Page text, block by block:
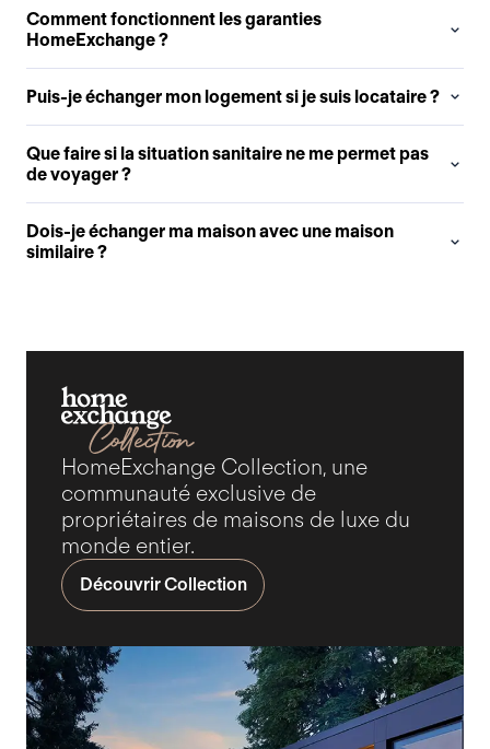
Comment fonctionnent les garanties
HomeExchange ?
Puis-je échanger mon logement si je suis locataire ?
Que faire si la situation sanitaire ne me permet pas
de voyager ?
Dois-je échanger ma maison avec une maison
similaire ?
HomeExchange Collection, une
communauté exclusive de
propriétaires de maisons de luxe du
monde entier.
Découvrir Collection